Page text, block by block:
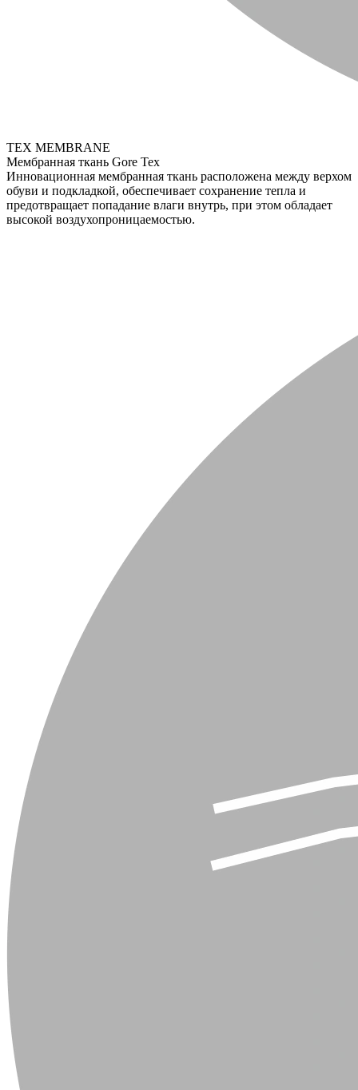
TEX MEMBRANE
Мембранная ткань Gore Tex
Инновационная мембранная ткань расположена между верхом
обуви и подкладкой, обеспечивает сохранение тепла и
предотвращает попадание влаги внутрь, при этом обладает
высокой воздухопроницаемостью.